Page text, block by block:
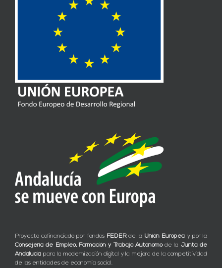
Proyecto cofinanciado por fondos FEDERde la Unión Europea y por la
Consejería de Empleo, Formación y Trabajo Autónomode la Junta de
Andalucía para la modernización digital y la mejora de la competitividad
de las entidades de economía social.